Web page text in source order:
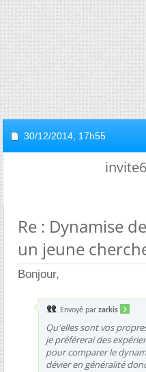
30/12/2014, 17h55
Re : Dynamise
un jeune
Bonjour,
Envoyé par zarkis
Qu'elles sont vos
je préférerai des
pour comparer le
dévier en généralité